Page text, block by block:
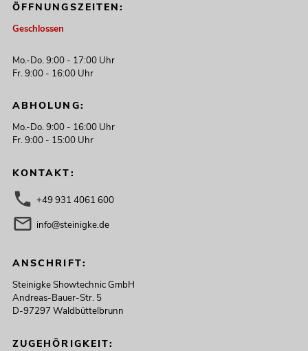
ÖFFNUNGSZEITEN:
Geschlossen
Mo.-Do. 9:00 - 17:00 Uhr
Fr. 9:00 - 16:00 Uhr
ABHOLUNG:
Mo.-Do. 9:00 - 16:00 Uhr
Fr. 9:00 - 15:00 Uhr
KONTAKT:
+49 931 4061 600
info@steinigke.de
ANSCHRIFT:
Steinigke Showtechnic GmbH
Andreas-Bauer-Str. 5
D-97297 Waldbüttelbrunn
ZUGEHÖRIGKEIT: